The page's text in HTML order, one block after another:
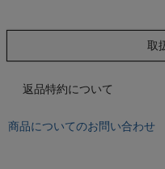
もっと見る
インフィット INFIT
取
返品特約について
商品についてのお問い合わせ